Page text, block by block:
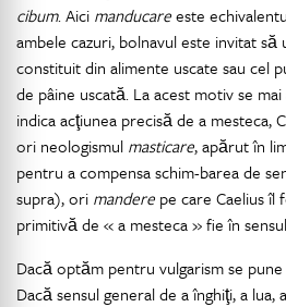
cibum. Aici manducareeste
ambele cazuri, bolnavul este invitat
constituit din alimente uscate sau cel
de pâine uscată. La acest motiv se
indica acţiunea precisă de a mesteca,
ori neologismul masticare, apărut în
pentru a compensa schim-barea de
supra), ori mandere pe care Caelius îl
primitivă de « a mesteca » fie în
Dacă optăm pentru vulgarism se
Dacă sensul general de a înghiţi, a